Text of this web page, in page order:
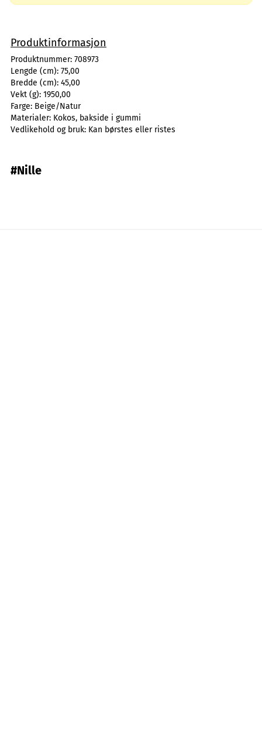
Produktinformasjon
Produktnummer: 708973
Lengde (cm): 75,00
Bredde (cm): 45,00
Vekt (g): 1950,00
Farge: Beige/Natur
Materialer: Kokos, bakside i gummi
Vedlikehold og bruk: Kan børstes eller ristes
#Nille